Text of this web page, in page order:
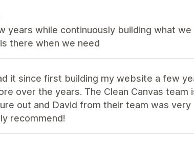
years while continuously building what
there when we need
it since first building my website a few
over the years. The Clean Canvas
out and David from their team was
recommend!